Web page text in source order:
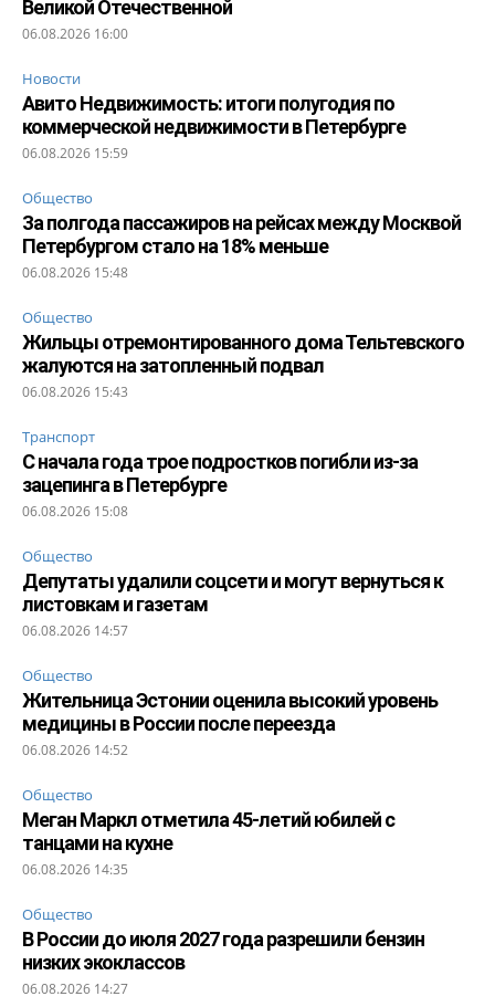
Великой Отечественной
06.08.2026 16:00
Новости
Авито Недвижимость: итоги полугодия по
коммерческой недвижимости в Петербурге
06.08.2026 15:59
Общество
За полгода пассажиров на рейсах между Москвой
Петербургом стало на 18% меньше
06.08.2026 15:48
Общество
Жильцы отремонтированного дома Тельтевского
жалуются на затопленный подвал
06.08.2026 15:43
Транспорт
С начала года трое подростков погибли из-за
зацепинга в Петербурге
06.08.2026 15:08
Общество
Депутаты удалили соцсети и могут вернуться к
листовкам и газетам
06.08.2026 14:57
Общество
Жительница Эстонии оценила высокий уровень
медицины в России после переезда
06.08.2026 14:52
Общество
Меган Маркл отметила 45-летий юбилей с
танцами на кухне
06.08.2026 14:35
Общество
В России до июля 2027 года разрешили бензин
низких экоклассов
06.08.2026 14:27